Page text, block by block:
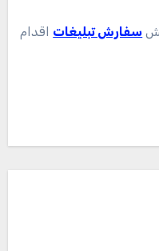
سفارش تبلیغات اقدام